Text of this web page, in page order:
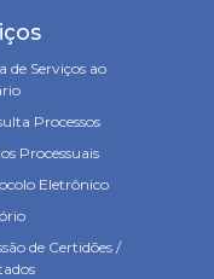
de Serviços ao
Processos
Processuais
Eletrônico
de Certidões /